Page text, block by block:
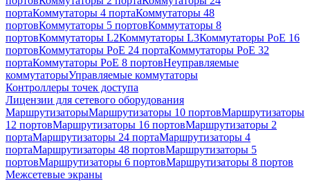
портаКоммутаторы 4 портаКоммутаторы 48
портовКоммутаторы 5 портовКоммутаторы 8
портовКоммутаторы L2Коммутаторы L3Коммутаторы PoE 16
портовКоммутаторы PoE 24 портаКоммутаторы PoE 32
портаКоммутаторы PoE 8 портовНеуправляемые
коммутаторыУправляемые коммутаторы
Контроллеры точек доступа
Лицензии для сетевого оборудования
МаршрутизаторыМаршрутизаторы 10 портовМаршрутизаторы
12 портовМаршрутизаторы 16 портовМаршрутизаторы 2
портаМаршрутизаторы 24 портаМаршрутизаторы 4
портаМаршрутизаторы 48 портовМаршрутизаторы 5
портовМаршрутизаторы 6 портовМаршрутизаторы 8 портов
Межсетевые экраны